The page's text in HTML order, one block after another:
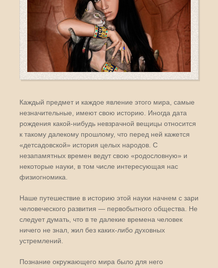
Каждый предмет и каждое явление этого мира, самые
незначительные, имеют свою историю. Иногда дата
рождения какой-нибудь невзрачной вещицы относится
к такому далекому прошлому, что перед ней кажется
«детсадовской» история целых народов. С
незапамятных времен ведут свою «родословную» и
некоторые науки, в том числе интересующая нас
физиогномика.
Наше путешествие в историю этой науки начнем с зари
человеческого развития — первобытного общества. Не
следует думать, что в те далекие времена человек
ничего не знал, жил без каких-либо духовных
устремлений.
Познание окружающего мира было для него